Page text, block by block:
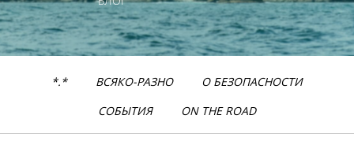
*.* ВСЯКО-РАЗНО
О БЕЗОПАСНОСТИ
СОБЫТИЯ
ON THE ROAD